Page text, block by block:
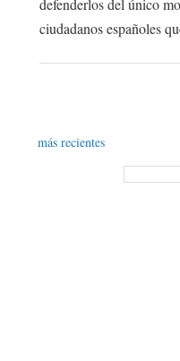
defenderlos del único
ciudadanos españoles
más recientes